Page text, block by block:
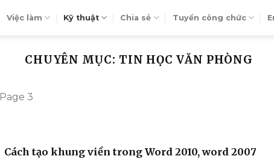
Việc làm Kỹ thuật Chia sẻ Tuyển công chức
CHUYÊN MỤC: TIN HỌC VĂN PHÒNG
Page 3
Cách tạo khung viền trong Word 2010, word 2007